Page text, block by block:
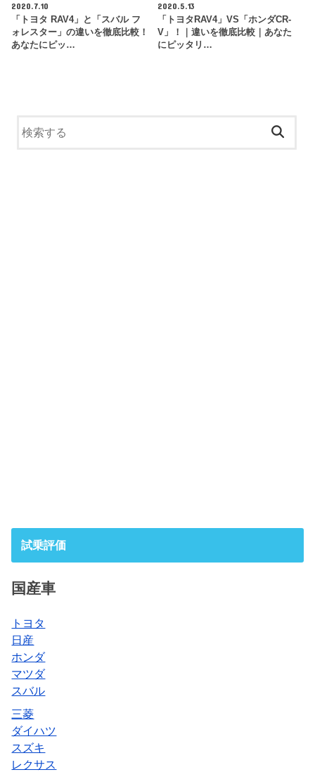
2020.7.10
「トヨタ RAV4」と「スバル フ
ォレスター」の違いを徹底比較！
あなたにピッ…
2020.5.13
「トヨタRAV4」VS「ホンダCR-
V」！｜違いを徹底比較｜あなた
にピッタリ…
試乗評価
国産車
トヨタ
日産
ホンダ
マツダ
スバル
三菱
ダイハツ
スズキ
レクサス